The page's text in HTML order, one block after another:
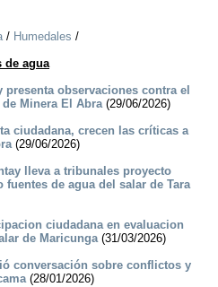
/ Humedales /
de agua
observaciones contra el
Minera El Abra(29/06/2026)
ciudadana, crecen las críticas a
(29/06/2026)
lleva a tribunales proyecto
de agua del salar de Tara
ciudadana en evaluacion
de Maricunga(31/03/2026)
conversación sobre conflictos y
(28/01/2026)